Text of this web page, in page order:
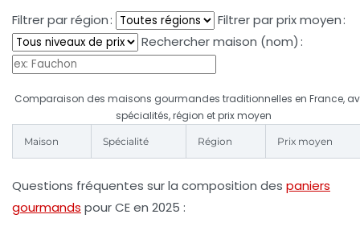
Filtrer par région :
Filtrer par prix moyen :
Rechercher maison (nom) :
Comparaison des maisons gourmandes traditionnelles en France,
spécialités, région et prix moyen
Maison Spécialité Région Prix moyen
Questions fréquentes sur la composition des paniers
gourmands pour CE en 2025 :